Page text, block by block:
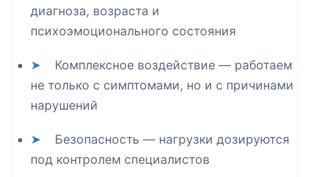
диагноза, возраста и
психоэмоционального состояния
Комплексное воздействие — работаем
не только с симптомами, но и с причинами
нарушений
Безопасность — нагрузки дозируются
под контролем специалистов